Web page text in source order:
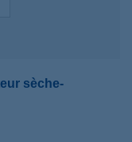
sèche-